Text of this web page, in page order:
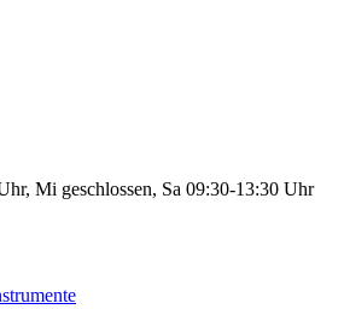
Mi geschlossen, Sa 09:30-13:30 Uhr